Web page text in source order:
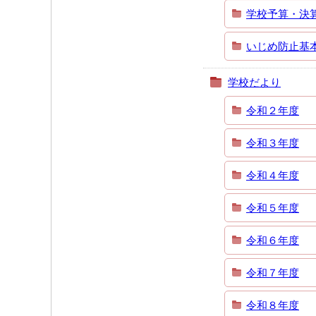
学校予算・決
いじめ防止基
学校だより
令和２年度
令和３年度
令和４年度
令和５年度
令和６年度
令和７年度
令和８年度